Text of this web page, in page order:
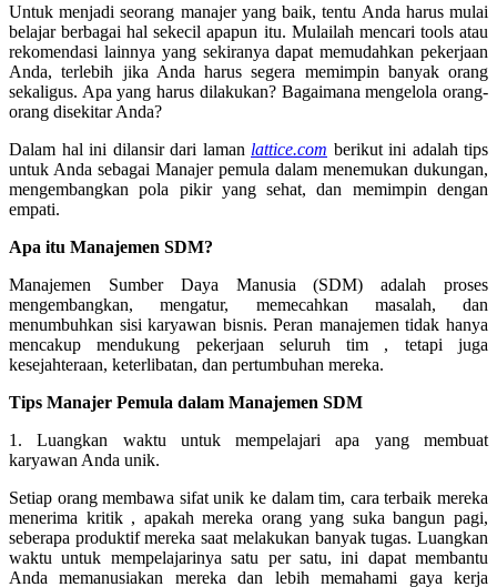
Untuk menjadi seorang manajer yang baik, tentu Anda harus mulai
belajar berbagai hal sekecil apapun itu. Mulailah mencari tools atau
rekomendasi lainnya yang sekiranya dapat memudahkan pekerjaan
Anda, terlebih jika Anda harus segera memimpin banyak orang
sekaligus. Apa yang harus dilakukan? Bagaimana mengelola orang-
orang disekitar Anda?
Dalam hal ini dilansir dari laman lattice.com berikut ini adalah tips
untuk Anda sebagai Manajer pemula dalam menemukan dukungan,
mengembangkan pola pikir yang sehat, dan memimpin dengan
empati.
Apa itu Manajemen SDM?
Manajemen Sumber Daya Manusia (SDM) adalah proses
mengembangkan, mengatur, memecahkan masalah, dan
menumbuhkan sisi karyawan bisnis. Peran manajemen tidak hanya
mencakup mendukung pekerjaan seluruh tim , tetapi juga
kesejahteraan, keterlibatan, dan pertumbuhan mereka.
Tips Manajer Pemula dalam Manajemen SDM
1. Luangkan waktu untuk mempelajari apa yang membuat
karyawan Anda unik.
Setiap orang membawa sifat unik ke dalam tim, cara terbaik mereka
menerima kritik , apakah mereka orang yang suka bangun pagi,
seberapa produktif mereka saat melakukan banyak tugas. Luangkan
waktu untuk mempelajarinya satu per satu, ini dapat membantu
Anda memanusiakan mereka dan lebih memahami gaya kerja